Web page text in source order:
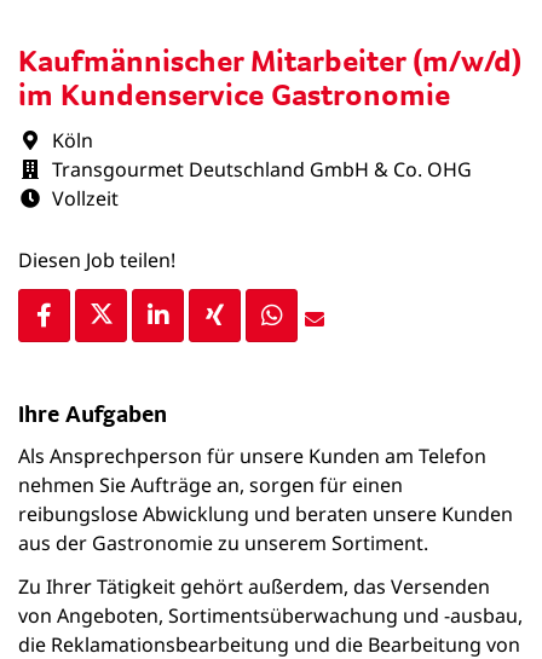
Kaufmännischer Mitarbeiter (m/w/d)
im Kundenservice Gastronomie
Köln
Transgourmet Deutschland GmbH & Co. OHG
Vollzeit
Diesen Job teilen!
Ihre Aufgaben
Als Ansprechperson für unsere Kunden am Telefon
nehmen Sie Aufträge an, sorgen für einen
reibungslose Abwicklung und beraten unsere Kunden
aus der Gastronomie zu unserem Sortiment.
Zu Ihrer Tätigkeit gehört außerdem, das Versenden
von Angeboten, Sortimentsüberwachung und -ausbau,
die Reklamationsbearbeitung und die Bearbeitung von